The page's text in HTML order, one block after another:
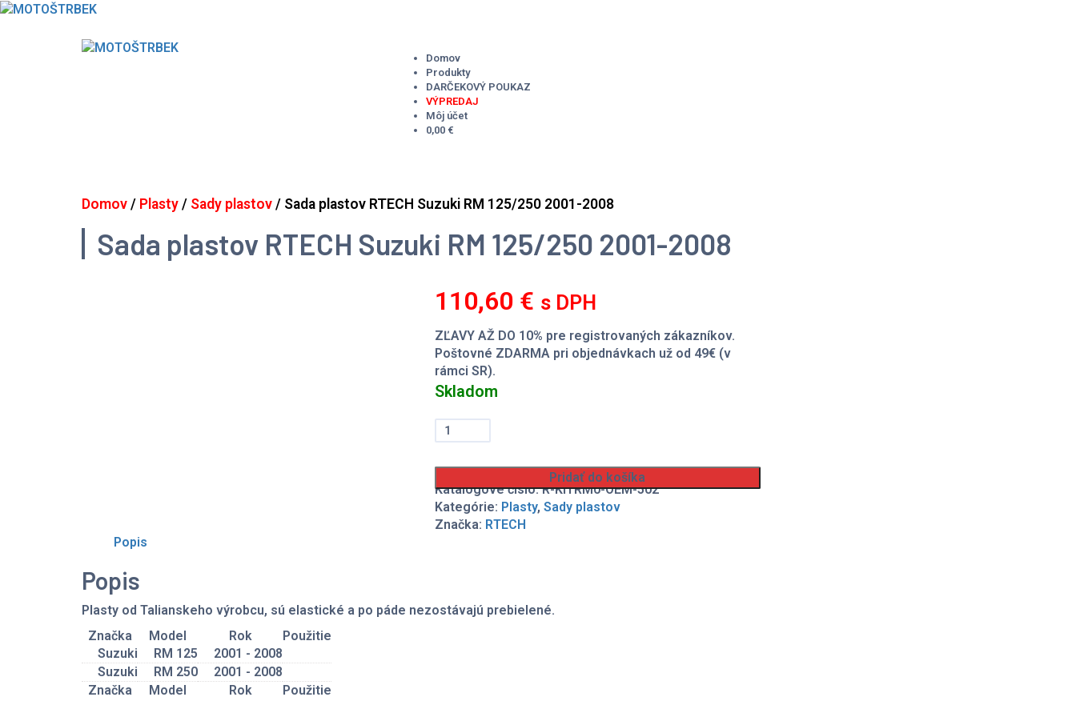
Domov
Produkty
DARČEKOVÝ POUKAZ
VÝPREDAJ
Môj účet
0,00 €
Domov / Plasty / Sady plastov / Sada plastov RTECH Suzuki RM 125/250 2001-2008
Sada plastov RTECH Suzuki RM 125/250 2001-2008
110,60 € s DPH
ZĽAVY AŽ DO 10% pre registrovaných zákazníkov.
Poštovné ZDARMA pri objednávkach už od 49€ (v
rámci SR).
Skladom
Sada
plastov
RTECH
RM
125/250
2001-
Pridať do košíka
Katalógové číslo:R-KITRM0-OEM-502
Kategórie: Plasty, Sady plastov
Značka: RTECH
Popis
Popis
Plasty od Talianskeho výrobcu, sú elastické a po páde nezostávajú prebielené.
Značka
Model Rok Použitie
Značka Model Rok Použitie
Suzuki RM 125
2001 - 2008
Suzuki
RM 250 2001 - 2008